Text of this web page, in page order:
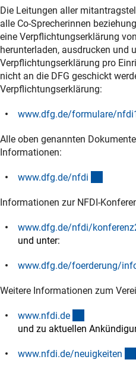
Die Leitungen aller
alle Co-Sprecherinnen
eine Verpflichtungserklärung
herunterladen, ausdrucken und
Verpflichtungserklärung pro
nicht an die DFG geschickt
Verpflichtungserklärung:
www.dfg.de/formulare/
Alle oben genannten
Informationen:
www.dfg.de/nfdi
Informationen zur NFDI-
www.dfg.de/nfdi/
und unter:
www.dfg.de/foerderung/
Weitere Informationen zum
www.nfdi.de
und zu aktuellen
www.nfdi.de/neuigkeiten